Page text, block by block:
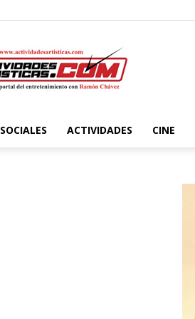
Actividadesartisticas.com
SOCIALES ACTIVIDADES CINE